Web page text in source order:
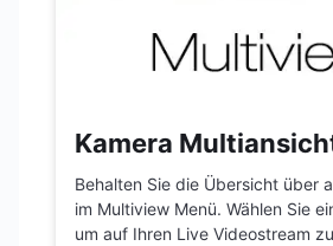
Kamera
Behalten Sie die Übersicht über
im Multiview Menü. Wählen Sie
um auf Ihren Live Videostream